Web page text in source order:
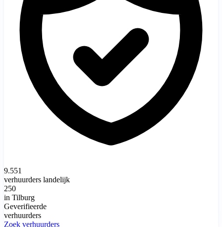
9.551
verhuurders landelijk
250
in Tilburg
Geverifieerde
verhuurders
Zoek verhuurders